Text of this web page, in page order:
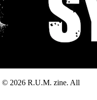
© 2026 R.U.M. zine. All